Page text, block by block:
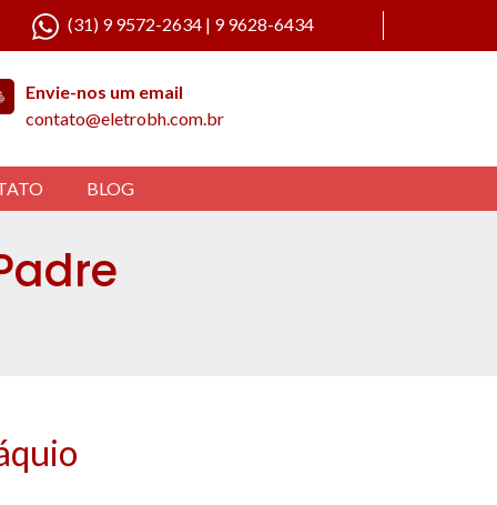
(31) 9 9572-2634 | 9 9628-6434
Envie-nos um email
contato@eletrobh.com.br
BLOG